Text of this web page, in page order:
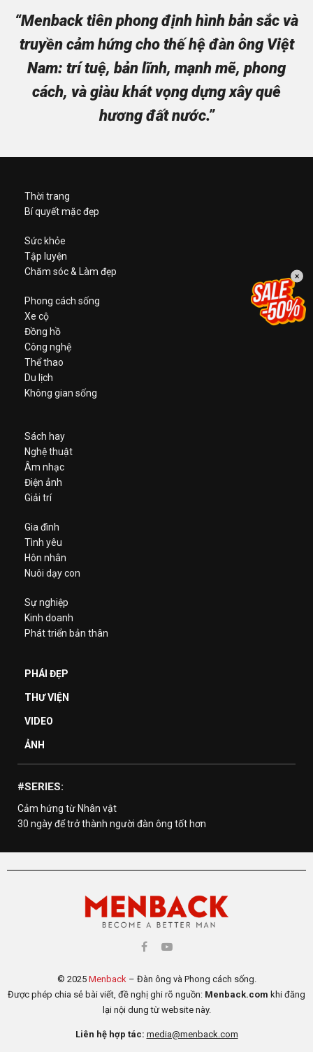
“Menback tiên phong định hình bản sắc và
truyền cảm hứng cho thế hệ đàn ông Việt
Nam: trí tuệ, bản lĩnh, mạnh mẽ, phong
cách, và giàu khát vọng dựng xây quê
hương đất nước.”
Thời trang
Bí quyết mặc đẹp
Sức khỏe
Tập luyện
Chăm sóc & Làm đẹp
Phong cách sống
Xe cộ
Đồng hồ
Công nghệ
Thể thao
Du lịch
Không gian sống
Sách hay
Nghệ thuật
Âm nhạc
Điện ảnh
Giải trí
Gia đình
Tình yêu
Hôn nhân
Nuôi dạy con
Sự nghiệp
Kinh doanh
Phát triển bản thân
PHÁI ĐẸP
THƯ VIỆN
VIDEO
ẢNH
#SERIES:
Cảm hứng từ Nhân vật
30 ngày để trở thành người đàn ông tốt hơn
© 2025 Menback– Đàn ông và Phong cách sống.
Được phép chia sẻ bài viết, đề nghị ghi rõ nguồn: Menback.com khi đăng
lại nội dung từ website này.
Liên hệ hợp tác: media@menback.com
×